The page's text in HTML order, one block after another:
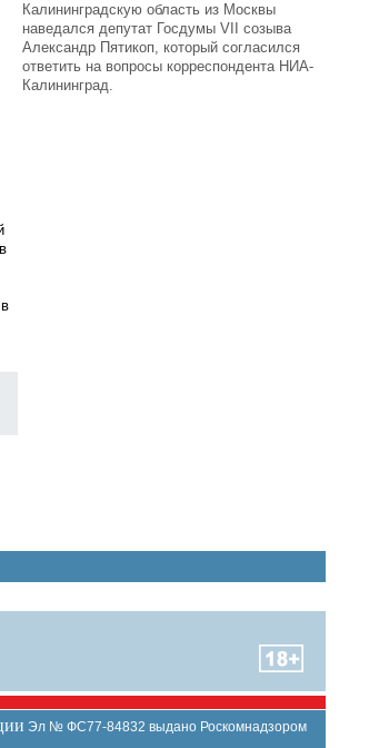
Калининградскую область из Москвы
наведался депутат Госдумы VII созыва
Александр Пятикоп, который согласился
ответить на вопросы корреспондента НИА-
Калининград.
Эл № ФС77-84832 выдано Роскомнадзором